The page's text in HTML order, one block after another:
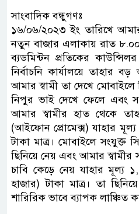
সাংবাদিক বন্ধুগণঃ
১৬/০৬/২০২৩ ইং তারিখে
নতুন বাজার এলাকায় রাত
ব্যডমিন্টন প্রতিকের
নির্বাচনি কার্যালয়ে তাহার
আমার স্বামী তা দেখে
নিপুর ভাই দেখে ফেলে এবং
আমার স্বামীর হাত থেকে
(আইফোন প্রোমেক্স) যাহার মূল্য
টাকা মাত্র। মোবাইলে সংযুক্ত
ছিনিয়ে নেয় এবং আমার
চাবি কেড়ে নেয় যাহার মূল্য
হাজার) টাকা মাত্র। তা
শারিরিক ভাবে ব্যাপক লাঞ্চিত